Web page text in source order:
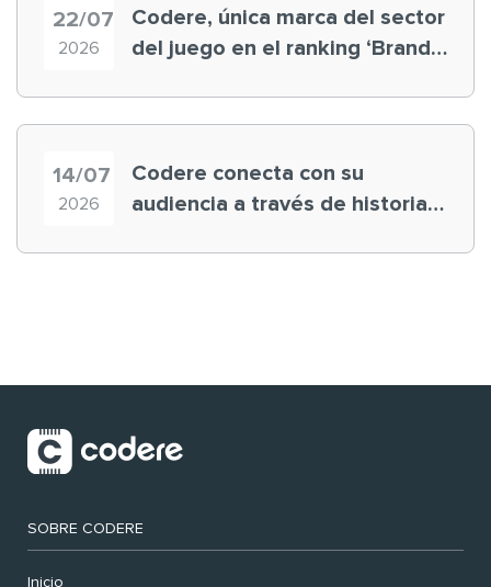
22/07
2026
Codere, única marca del sector
del juego en el ranking ‘Brand
14/07
2026
Codere conecta con su
audiencia a través de historias
SOBRE CODERE
Inicio